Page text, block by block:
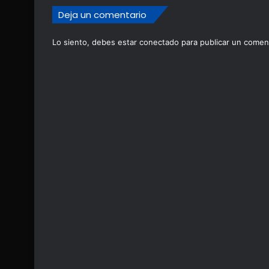
Deja un comentario
Lo siento, debes estar conectado para publicar un